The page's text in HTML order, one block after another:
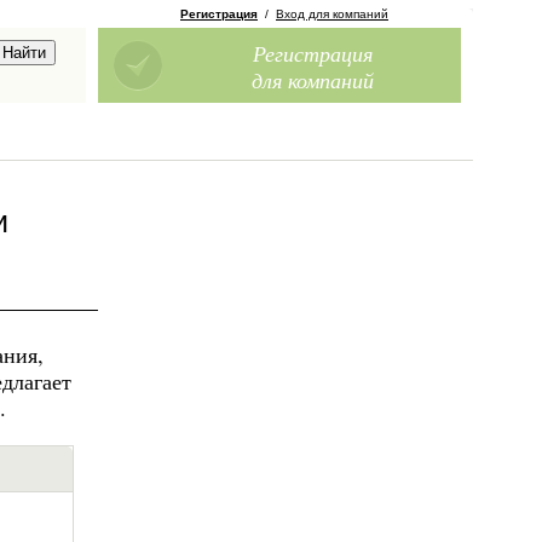
Регистрация / Вход для компаний
Регистрация
для компаний